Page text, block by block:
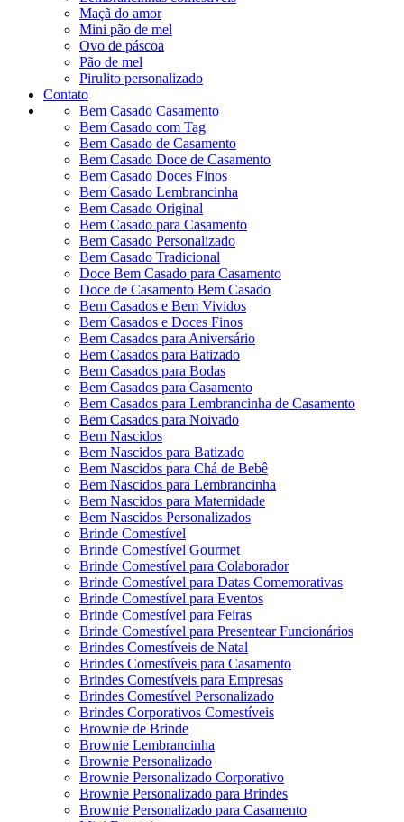
Maçã do amor
Mini pão de mel
Ovo de páscoa
Pão de mel
Pirulito personalizado
Contato
Bem Casado Casamento
Bem Casado com Tag
Bem Casado de Casamento
Bem Casado Doce de Casamento
Bem Casado Doces Finos
Bem Casado Lembrancinha
Bem Casado Original
Bem Casado para Casamento
Bem Casado Personalizado
Bem Casado Tradicional
Doce Bem Casado para Casamento
Doce de Casamento Bem Casado
Bem Casados e Bem Vividos
Bem Casados e Doces Finos
Bem Casados para Aniversário
Bem Casados para Batizado
Bem Casados para Bodas
Bem Casados para Casamento
Bem Casados para Lembrancinha de Casamento
Bem Casados para Noivado
Bem Nascidos
Bem Nascidos para Batizado
Bem Nascidos para Chá de Bebê
Bem Nascidos para Lembrancinha
Bem Nascidos para Maternidade
Bem Nascidos Personalizados
Brinde Comestível
Brinde Comestível Gourmet
Brinde Comestível para Colaborador
Brinde Comestível para Datas Comemorativas
Brinde Comestível para Eventos
Brinde Comestível para Feiras
Brinde Comestível para Presentear Funcionários
Brindes Comestíveis de Natal
Brindes Comestíveis para Casamento
Brindes Comestíveis para Empresas
Brindes Comestível Personalizado
Brindes Corporativos Comestíveis
Brownie de Brinde
Brownie Lembrancinha
Brownie Personalizado
Brownie Personalizado Corporativo
Brownie Personalizado para Brindes
Brownie Personalizado para Casamento